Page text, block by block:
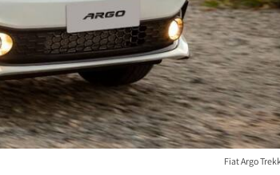
Fiat Argo